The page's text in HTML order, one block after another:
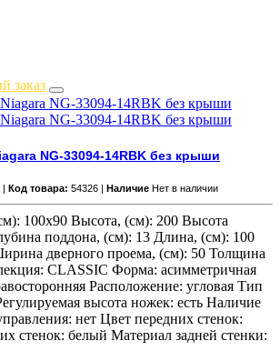
заказ
NG-33094-14RBK без крыши
Код товара: 54326 | Наличие Нет в наличии
100x90 Высота, (см): 200 Высота
поддона, (см): 13 Длина, (см): 100
дверного проема, (см): 50 Толщина
CLASSIC Форма: асимметричная
Расположение: угловая Тип
высота ножек: есть Наличие
нет Цвет передних стенок:
стенок: белый Материал задней стенки: